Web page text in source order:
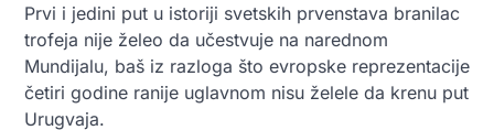
Prvi i jedini put u istoriji svetskih prvenstava branilac
trofeja nije želeo da učestvuje na narednom
Mundijalu, baš iz razloga što evropske reprezentacije
četiri godine ranije uglavnom nisu želele da krenu put
Urugvaja.